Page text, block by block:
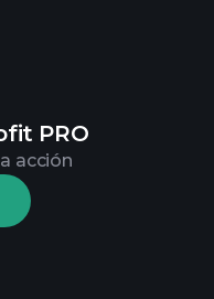
PRO
acción